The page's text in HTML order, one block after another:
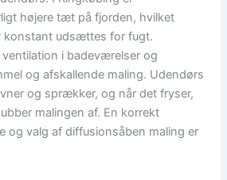
højere tæt på fjorden, hvilket
konstant udsættes for fugt.
i badeværelser og
og afskallende maling. Udendørs
og sprækker, og når det fryser,
malingen af. En korrekt
og valg af diffusionsåben maling er